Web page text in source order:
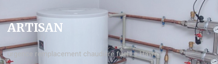
ARTISAN
urgence remplacement chaudière fuel Le Havre